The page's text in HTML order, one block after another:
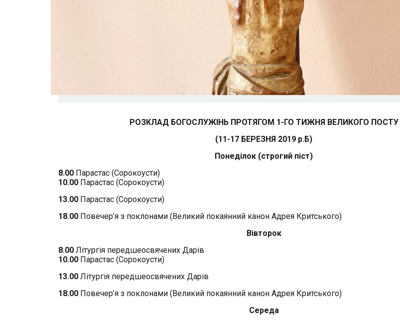
РОЗКЛАД БОГОСЛУЖІНЬ ПРОТЯГОМ 1-ГО ТИЖНЯ ВЕЛИКОГО ПОСТУ
(11-17 БЕРЕЗНЯ 2019 р.Б)
Понеділок (строгий піст)
8.00 Парастас (Сорокоусти)
10.00 Парастас (Сорокоусти)
13.00 Парастас (Сорокоусти)
18.00 Повечер’я з поклонами (Великий покаянний канон Адрея Критського)
Вівторок
8.00 Літургія передшеосвячених Дарів
10.00 Парастас (Сорокоусти)
13.00 Літургія передшеосвячених Дарів
18.00 Повечер’я з поклонами (Великий покаянний канон Адрея Критського)
Середа